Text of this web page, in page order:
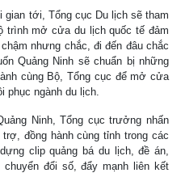
tới, Tổng cục Du lịch sẽ tham
trình mở cửa du lịch quốc tế đảm
nhưng chắc, đi đến đâu chắc
Quảng Ninh sẽ chuẩn bị những
cùng Bộ, Tổng cục để mở cửa
phục ngành du lịch.
Ninh, Tổng cục trưởng nhấn
đồng hành cùng tỉnh trong các
clip quảng bá du lịch, đề án,
đổi số, đẩy mạnh liên kết